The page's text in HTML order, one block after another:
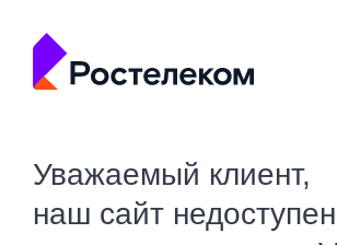
Уважаемый клиент,
наш сайт недоступен